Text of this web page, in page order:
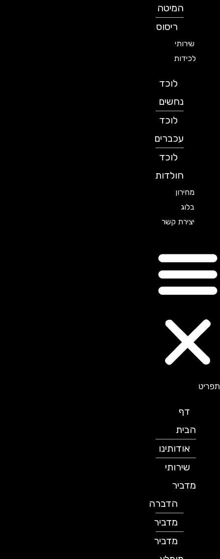
המיטה
ריסוס
שירותי
לכידות
לוכד
נחשים
לוכד
עכברים
לוכד
חולדות
מחירון
בלוג
יצירת קשר
תפריט
דף
הבית
אודותינו
שירותי
מדביר
הדברה
מדביר
מדביר